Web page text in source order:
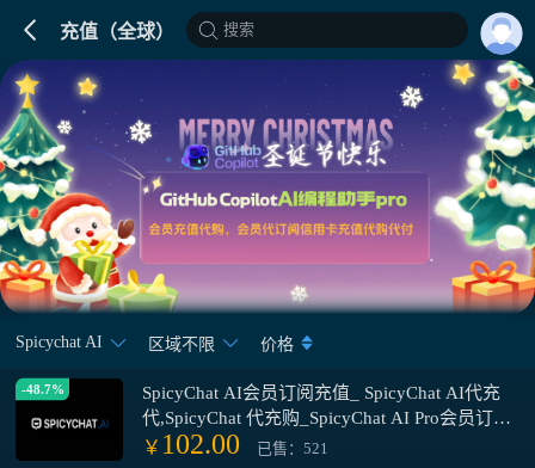
充值（全球） 搜索
Spicychat AI 区域不限 价格
-48.7%
SpicyChat AI会员订阅充值_ SpicyChat AI代充
代,SpicyChat 代充购_SpicyChat AI Pro会员订阅
代购
￥ 102.00 已售：521